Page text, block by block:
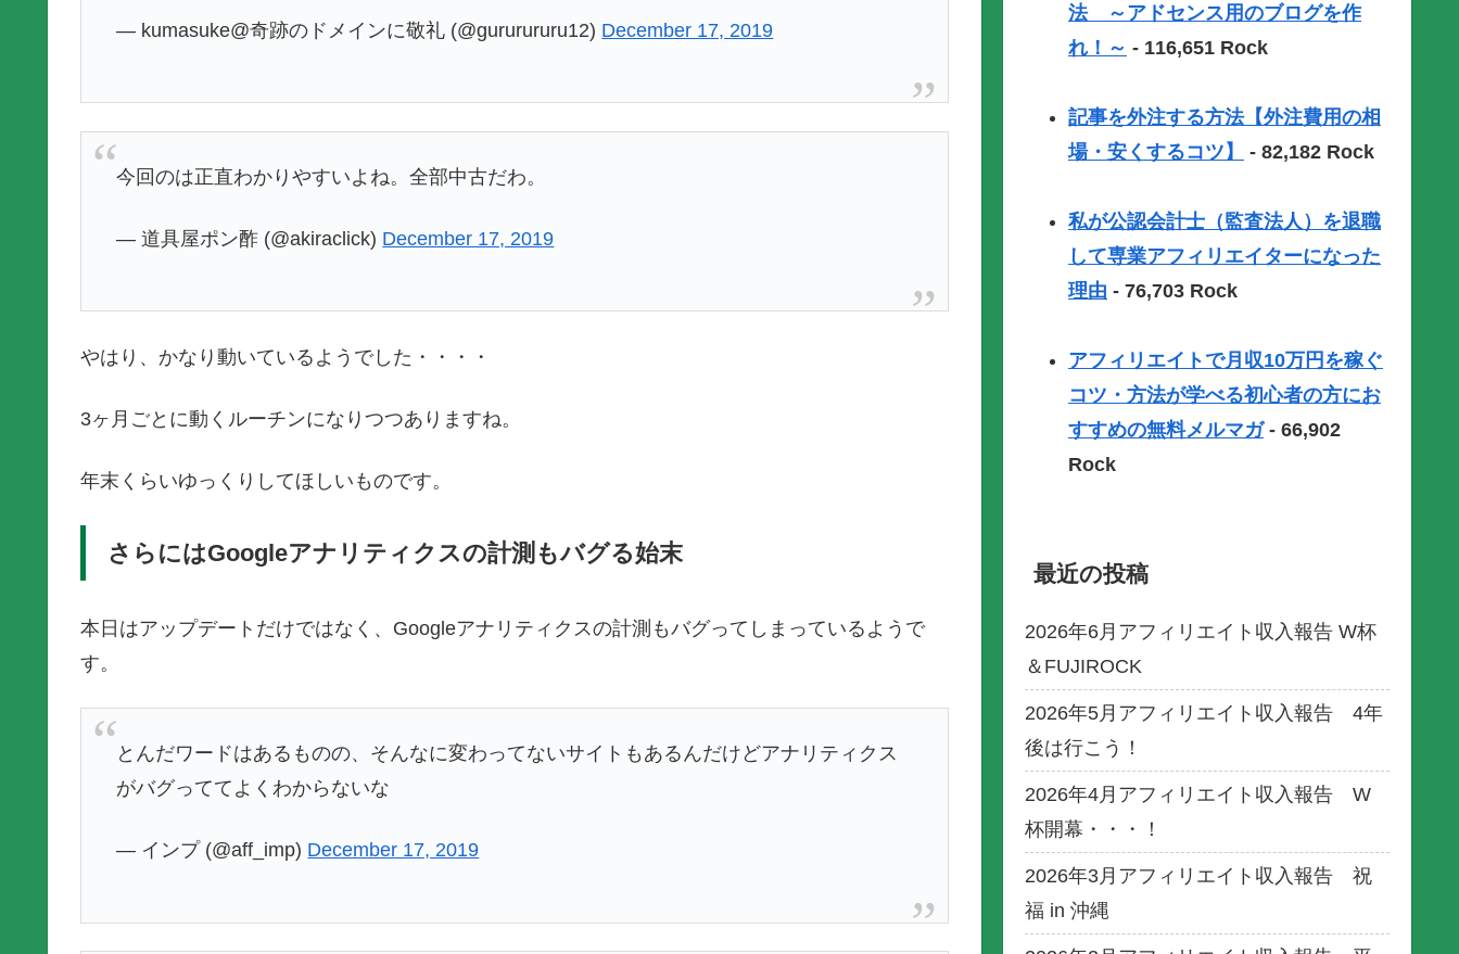
— kumasuke@奇跡のドメインに敬礼 (@gururururu12) December 17, 2019
今回のは正直わかりやすいよね。全部中古だわ。
— 道具屋ポン酢 (@akiraclick) December 17, 2019
やはり、かなり動いているようでした・・・・
3ヶ月ごとに動くルーチンになりつつありますね。
年末くらいゆっくりしてほしいものです。
さらにはGoogleアナリティクスの計測もバグる始末
本日はアップデートだけではなく、Googleアナリティクスの計測もバグってしまっているようで
す。
とんだワードはあるものの、そんなに変わってないサイトもあるんだけどアナリティクス
がバグっててよくわからないな
— インプ (@aff_imp) December 17, 2019
法 ～アドセンス用のブログを作
れ！～ - 116,651 Rock
記事を外注する方法【外注費用の相
場・安くするコツ】
- 82,182 Rock
私が公認会計士（監査法人）を退職
して専業アフィリエイターになった
理由 - 76,703 Rock
アフィリエイトで月収10万円を稼ぐ
コツ・方法が学べる初心者の方にお
すすめの無料メルマガ- 66,902
Rock
最近の投稿
2026年6月アフィリエイト収入報告 W杯
＆FUJIROCK
2026年5月アフィリエイト収入報告 4年
後は行こう！
2026年4月アフィリエイト収入報告 W
杯開幕・・・！
2026年3月アフィリエイト収入報告 祝
福 in 沖縄